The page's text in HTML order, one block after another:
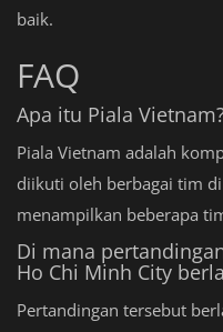
baik.
FAQ
Apa itu Piala
Piala Vietnam adalah
diikuti oleh berbagai tim
menampilkan beberapa
Di mana
Ho Chi Minh City
Pertandingan tersebut